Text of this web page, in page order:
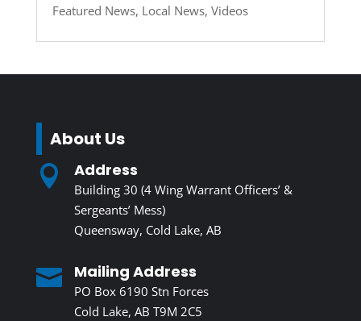
Featured News, Local News, Videos
About Us
 Address
Building 30 (4 Wing Warrant Officers’ &
Sergeants’ Mess)
Queensway, Cold Lake, AB
 Mailing Address
PO Box 6190 Stn Forces
Cold Lake, AB T9M 2C5